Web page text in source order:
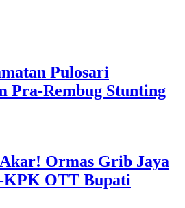
Pulosari
Pra-Rembug Stunting
Ormas Grib Jaya
KPK OTT Bupati